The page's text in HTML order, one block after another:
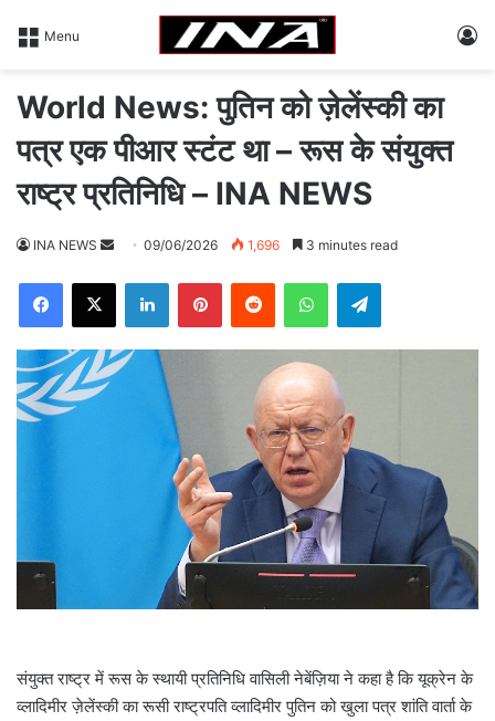
Menu
World News: पुतिन को ज़ेलेंस्की का
पत्र एक पीआर स्टंट था – रूस के संयुक्त
राष्ट्र प्रतिनिधि – INA NEWS
INA NEWS
d
a
n
09/06/2026 1,696 3 minutes read
संयुक्त राष्ट्र में रूस के स्थायी प्रतिनिधि वासिली नेबेंज़िया ने कहा है कि यूक्रेन के
व्लादिमीर ज़ेलेंस्की का रूसी राष्ट्रपति व्लादिमीर पुतिन को खुला पत्र शांति वार्ता के